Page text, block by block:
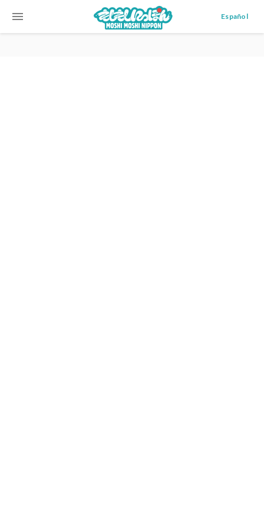
menu Español